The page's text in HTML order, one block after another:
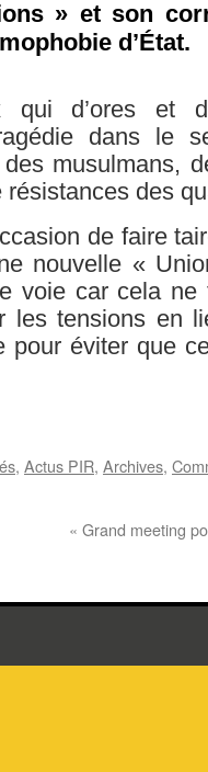
» et son
d’État.
qui d’ores et
dans le
des musulmans,
résistances des
de faire
nouvelle «
voie car cela
les tensions en
pour éviter que
, Actus PIR, Archives,
« Grand meeting